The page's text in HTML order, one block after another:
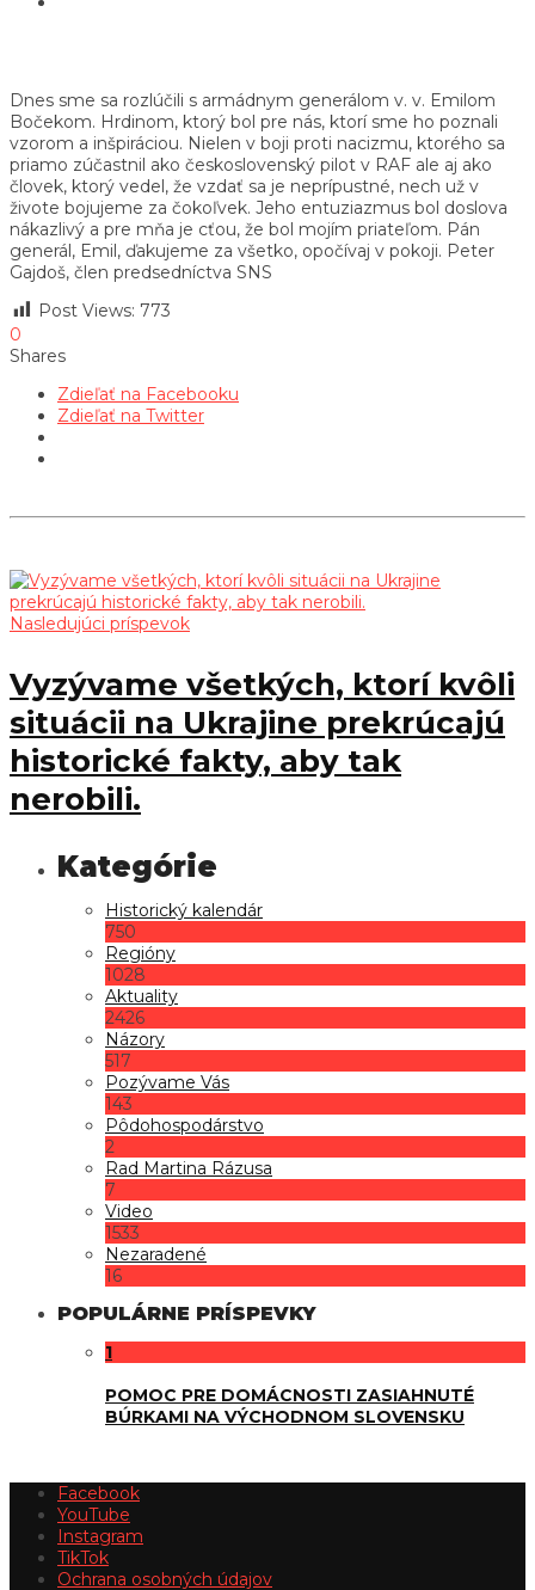
Dnes sme sa rozlúčili s armádnym generálom v. v. Emilom
Bočekom. Hrdinom, ktorý bol pre nás, ktorí sme ho poznali
vzorom a inšpiráciou. Nielen v boji proti nacizmu, ktorého sa
priamo zúčastnil ako československý pilot v RAF ale aj ako
človek, ktorý vedel, že vzdať sa je neprípustné, nech už v
živote bojujeme za čokoľvek. Jeho entuziazmus bol doslova
nákazlivý a pre mňa je cťou, že bol mojím priateľom. Pán
generál, Emil, ďakujeme za všetko, opočívaj v pokoji. Peter
Gajdoš, člen predsedníctva SNS
Post Views: 773
0
Shares
Zdieľať na Facebooku
Zdieľať na Twitter
Nasledujúci príspevok
Vyzývame všetkých, ktorí kvôli
situácii na Ukrajine prekrúcajú
historické fakty, aby tak
nerobili.
Historický kalendár
750
Regióny
1028
Aktuality
2426
Názory
517
Pozývame Vás
143
Pôdohospodárstvo
2
Rad Martina Rázusa
7
Video
1533
Nezaradené
16
POPULÁRNE PRÍSPEVKY
1
POMOC PRE DOMÁCNOSTI ZASIAHNUTÉ
BÚRKAMI NA VÝCHODNOM SLOVENSKU
Facebook
YouTube
Instagram
TikTok
Ochrana osobných údajov